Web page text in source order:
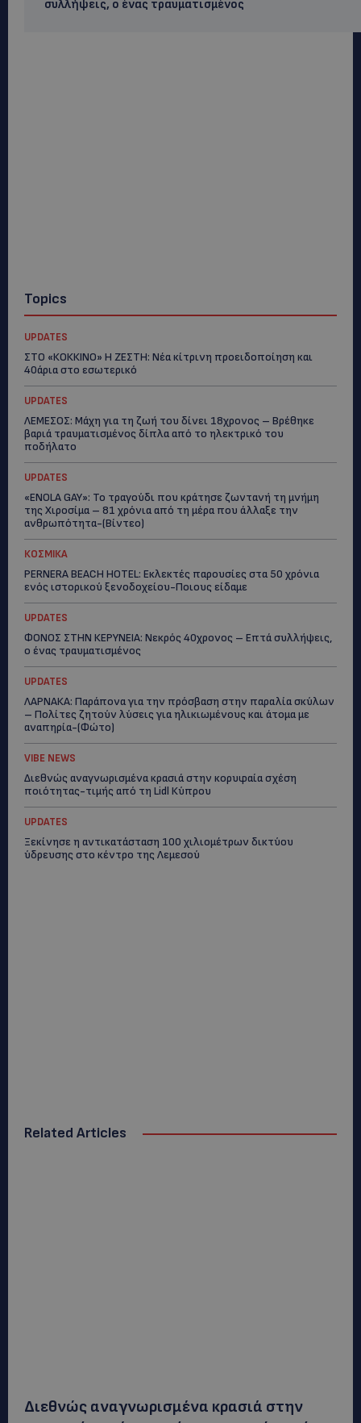
συλλήψεις, ο ένας τραυματισμένος
Topics
UPDATES
ΣΤΟ «ΚΟΚΚΙΝΟ» Η ΖΕΣΤΗ: Νέα κίτρινη προειδοποίηση και
40άρια στο εσωτερικό
UPDATES
ΛΕΜΕΣΟΣ: Μάχη για τη ζωή του δίνει 18χρονος – Βρέθηκε
βαριά τραυματισμένος δίπλα από το ηλεκτρικό του
ποδήλατο
UPDATES
«ENOLA GAY»: Το τραγούδι που κράτησε ζωντανή τη μνήμη
της Χιροσίμα – 81 χρόνια από τη μέρα που άλλαξε την
ανθρωπότητα-(Bίντεο)
ΚΟΣΜΙΚΑ
PERNERA BEACH HOTEL: Εκλεκτές παρουσίες στα 50 χρόνια
ενός ιστορικού ξενοδοχείου-Ποιους είδαμε
UPDATES
ΦΟΝΟΣ ΣΤΗΝ ΚΕΡΥΝΕΙΑ: Νεκρός 40χρονος – Επτά συλλήψεις,
ο ένας τραυματισμένος
UPDATES
ΛΑΡΝΑΚΑ: Παράπονα για την πρόσβαση στην παραλία σκύλων
– Πολίτες ζητούν λύσεις για ηλικιωμένους και άτομα με
αναπηρία-(Φώτο)
VIBE NEWS
Διεθνώς αναγνωρισμένα κρασιά στην κορυφαία σχέση
ποιότητας-τιμής από τη Lidl Κύπρου
UPDATES
Ξεκίνησε η αντικατάσταση 100 χιλιομέτρων δικτύου
ύδρευσης στο κέντρο της Λεμεσού
Related Articles
Διεθνώς αναγνωρισμένα κρασιά στην